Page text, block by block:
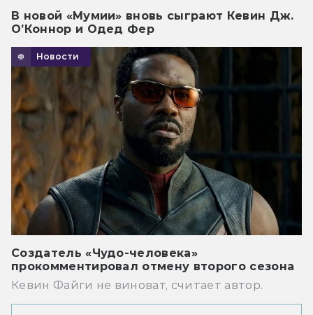
В новой «Мумии» вновь сыграют Кевин Дж.
О’Коннор и Одед Фер
Новости
Создатель «Чудо-человека»
прокомментировал отмену второго сезона
Кевин Файги не виноват, считает автор.